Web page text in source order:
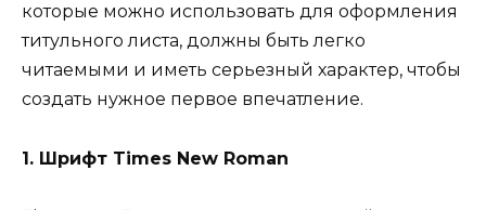
которые можно использовать для оформления
титульного листа, должны быть легко
читаемыми и иметь серьезный характер, чтобы
создать нужное первое впечатление.
1. Шрифт Times New Roman